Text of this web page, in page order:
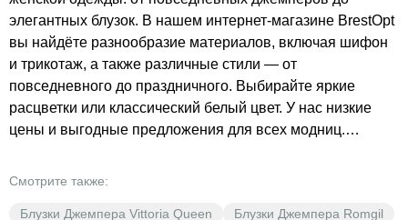
элегантных блузок. В нашем интернет-магазине BrestOpt
вы найдёте разнообразие материалов, включая шифон
и трикотаж, а также различные стили — от
повседневного до праздничного. Выбирайте яркие
расцветки или классический белый цвет. У нас низкие
цены и выгодные предложения для всех модниц.
в BrestOpt!
Смотрите также:
Блузки Джемпера Vittoria Queen
Блузки Джемпера Romgil